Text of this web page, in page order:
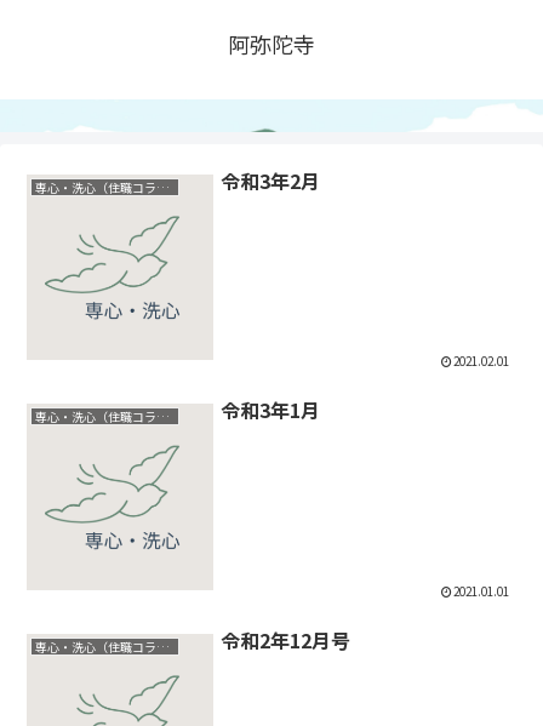
阿弥陀寺
専心・洗心（住職コラム） 令和3年2月
2021.02.01
専心・洗心（住職コラム） 令和3年1月
2021.01.01
専心・洗心（住職コラム） 令和2年12月号